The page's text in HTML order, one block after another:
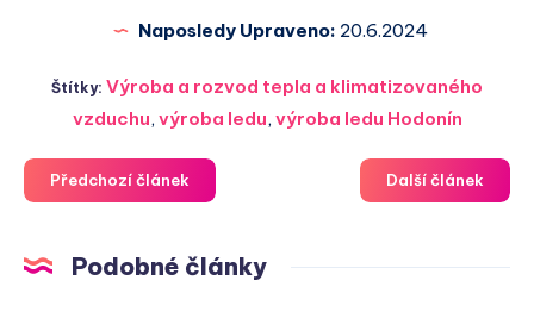
Naposledy Upraveno: 20.6.2024
Štítky:Výroba a rozvod tepla a klimatizovaného
vzduchu, výroba ledu, výroba ledu Hodonín
Předchozí článek Další článek
Podobné články